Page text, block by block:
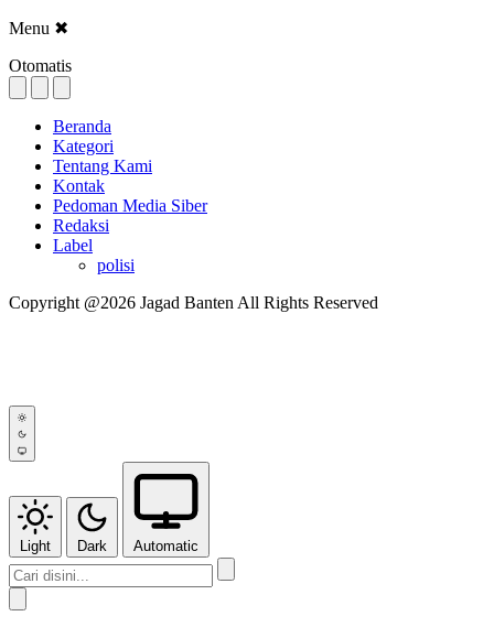
Menu ✖
Otomatis
Beranda
Kategori
Tentang Kami
Kontak
Pedoman Media Siber
Redaksi
Label
polisi
Copyright @2026 Jagad Banten All Rights Reserved
Light Dark Automatic